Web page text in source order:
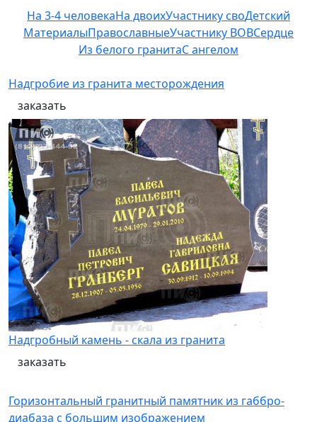
На 3-4 человекаНа двоихУчастнику своДетский
МатериалыПравославныеУчастнику ВОВСердце
Из белого гранитаС ангелом
Надгробие из гранита месторождения
заказать
Надгробный камень - скала из гранита
заказать
Горизонтальный гранитный памятник из габбро-
диабаза с большим изображением